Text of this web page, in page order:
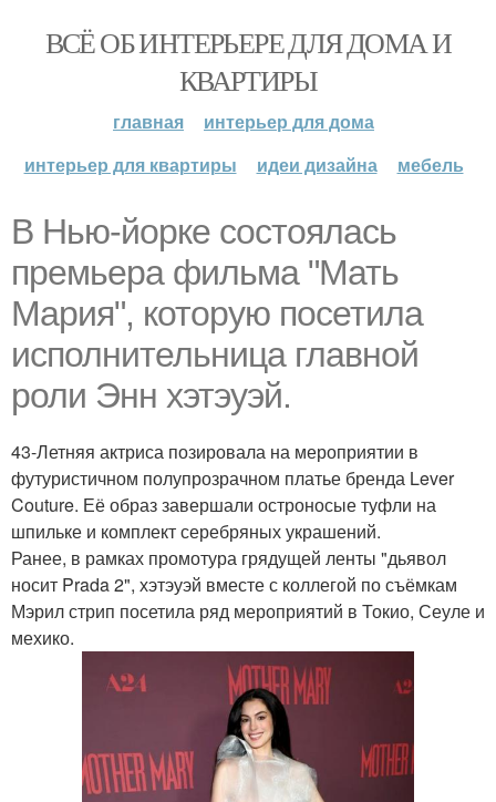
ВСЁ ОБ ИНТЕРЬЕРЕ ДЛЯ ДОМА И
КВАРТИРЫ
главная
интерьер для дома
интерьер для квартиры
идеи дизайна мебель
В Нью-йорке состоялась
премьера фильма "Мать
Мария", которую посетила
исполнительница главной
роли Энн хэтэуэй.
43-Летняя актриса позировала на мероприятии в
футуристичном полупрозрачном платье бренда Lever
Couture. Её образ завершали остроносые туфли на
шпильке и комплект серебряных украшений.
Ранее, в рамках промотура грядущей ленты "дьявол
носит Prada 2", хэтэуэй вместе с коллегой по съёмкам
Мэрил стрип посетила ряд мероприятий в Токио, Сеуле и
мехико.